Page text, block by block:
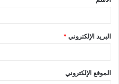
*
البريد الإلكتروني*
الموقع الإلكتروني